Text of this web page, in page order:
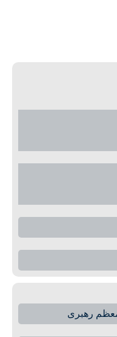
معظم رهبری